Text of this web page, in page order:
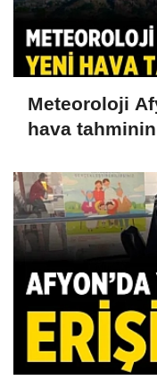
Meteoroloji
hava